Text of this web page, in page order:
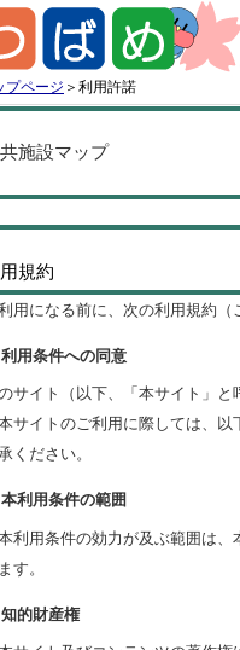
プページ ＞ 利用許諾
施設マップ
規約
用になる前に、次の利用規約（
利用条件への同意
サイト（以下、「本サイト」と
サイトのご利用に際しては、
ください。
本利用条件の範囲
利用条件の効力が及ぶ範囲は
ます。
知的財産権